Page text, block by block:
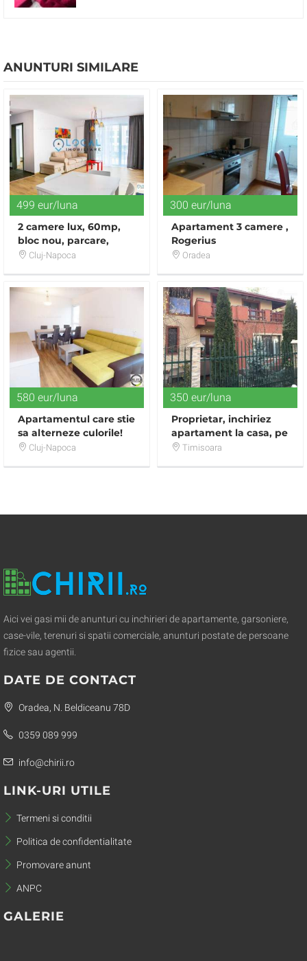
ANUNTURI SIMILARE
499 eur/luna
2 camere lux, 60mp,
bloc nou, parcare,
zona Iulius Mall
Cluj-Napoca
300 eur/luna
Apartament 3 camere ,
Rogerius
Oradea
580 eur/luna
Apartamentul care stie
sa alterneze culorile!
Situat in zona
Cluj-Napoca
350 eur/luna
Proprietar, inchiriez
apartament la casa, pe
doua nivele, intrare
Timisoara
Aici vei gasi mii de anunturi cu inchirieri de apartamente, garsoniere,
case-vile, terenuri si spatii comerciale, anunturi postate de persoane
fizice sau agentii.
DATE DE CONTACT
Oradea, N. Beldiceanu 78D
0359 089 999
info@chirii.ro
LINK-URI UTILE
Termeni si conditii
Politica de confidentialitate
Promovare anunt
ANPC
GALERIE